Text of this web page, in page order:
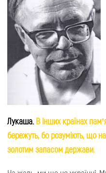
Лукаша. В інших країнах
бережуть, бо розуміють, що
золотим запасом держави.